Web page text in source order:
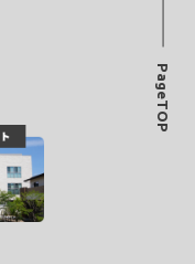
PageTOP